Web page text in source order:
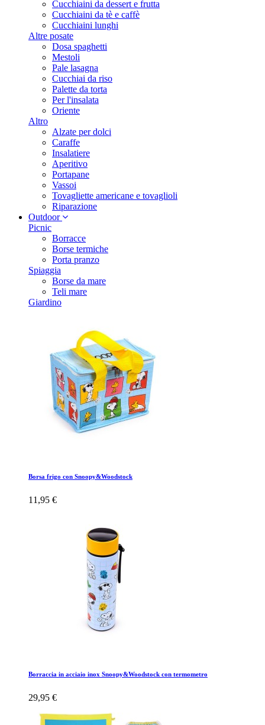
Cucchiaini da dessert e frutta
Cucchiaini da tè e caffè
Cucchiaini lunghi
Altre posate
Dosa spaghetti
Mestoli
Pale lasagna
Cucchiai da riso
Palette da torta
Per l'insalata
Oriente
Altro
Alzate per dolci
Caraffe
Insalatiere
Aperitivo
Portapane
Vassoi
Tovagliette americane e tovaglioli
Riparazione
Outdoor
Picnic
Borracce
Borse termiche
Porta pranzo
Spiaggia
Borse da mare
Teli mare
Giardino
Borsa frigo con Snoopy&Woodstock
11,95 €
Borraccia in acciaio inox Snoopy&Woodstock con termometro
29,95 €